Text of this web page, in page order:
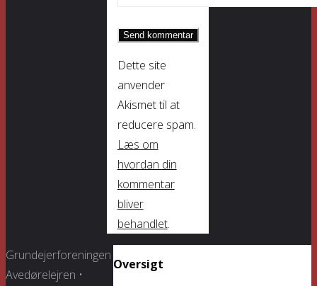
Dette site
anvender
Akismet til at
reducere spam.
Læs om
hvordan din
kommentar
bliver
behandlet.
Oversigt
Grundejerforeningen
Avedørelejren •